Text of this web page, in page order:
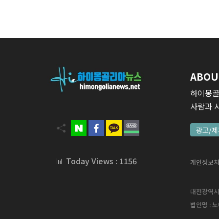
📊 Today Views : 1156
하이몽
사람과
광고/
개인정보
대전광역
법인명 :